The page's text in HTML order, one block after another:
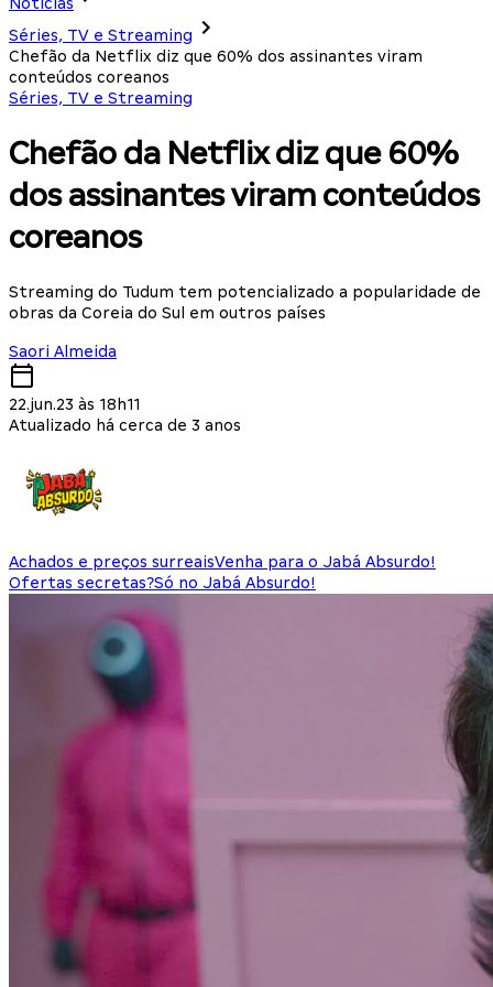
Séries, TV e Streaming
Chefão da Netflix diz que 60% dos assinantes viram
conteúdos coreanos
Séries, TV e Streaming
Chefão da Netflix diz que 60%
dos assinantes viram conteúdos
coreanos
Streaming do Tudum tem potencializado a popularidade de
obras da Coreia do Sul em outros países
Saori Almeida
22.jun.23 às 18h11
Atualizado há cerca de 3 anos
Achados e preços surreaisVenha para o Jabá Absurdo!
Ofertas secretas?Só no Jabá Absurdo!